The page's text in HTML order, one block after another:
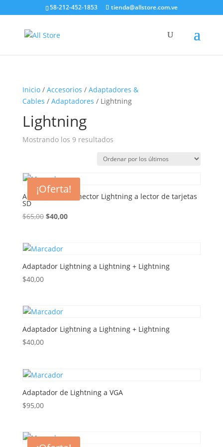
58-212-452-1853 tienda@allstore.com.ve
Inicio/ Accesorios / Adaptadores &
Cables / Adaptadores / Lightning
Lightning
Mostrando los 9 resultadosOrdenado
los
¡Oferta!
Adaptador de conector Lightning a lector de tarjetas
SD
$65,00 El
era:
$65,00.
$40,00El
$40,00.
Adaptador Lightning a Lightning + Lightning
$40,00
Adaptador Lightning a Lightning + Lightning
$40,00
Adaptador de Lightning a VGA
$95,00